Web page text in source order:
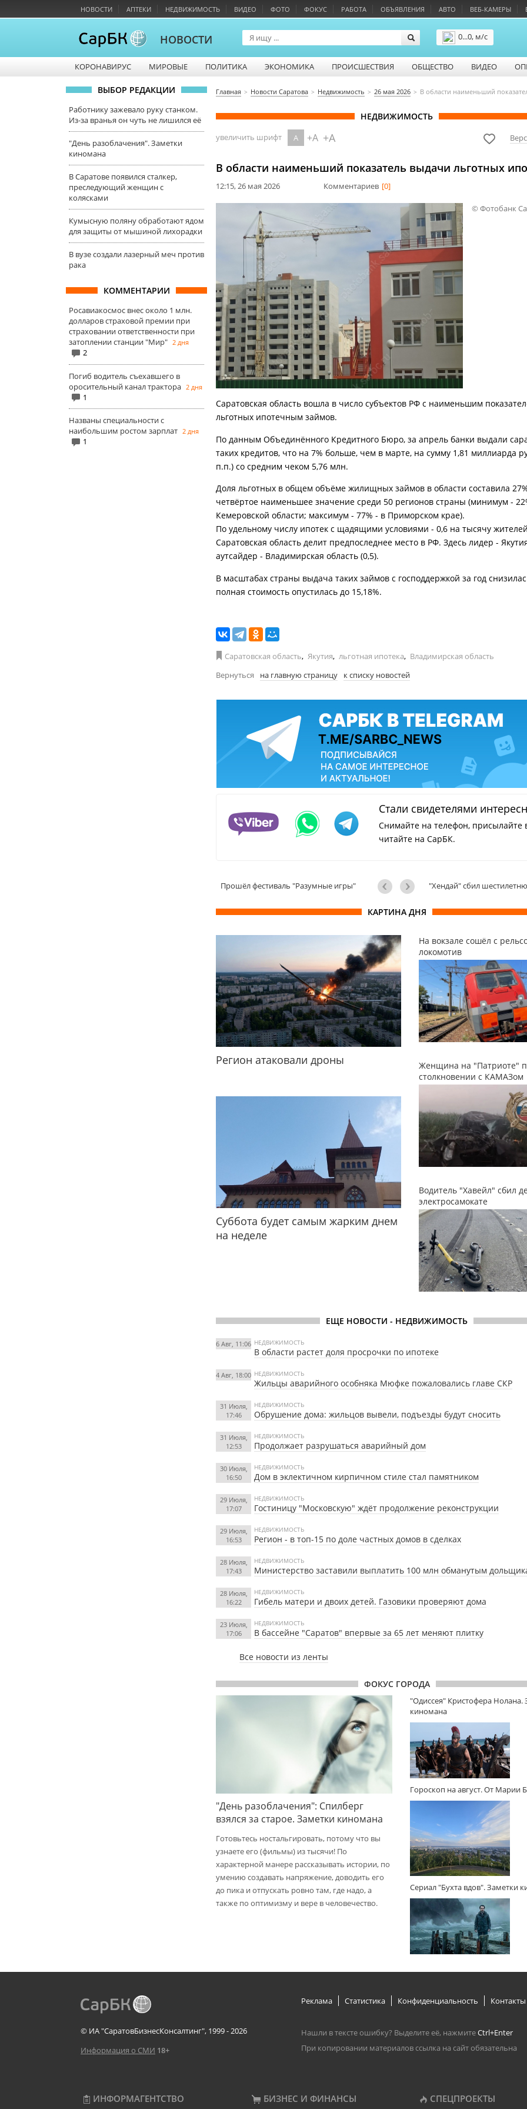
НОВОСТИ АПТЕКИ НЕДВИЖИМОСТЬ ВИДЕО ФОТО ФОКУС РАБОТА ОБЪЯВЛЕНИЯ АВТО ВЕБ-КАМЕРЫ
НОВОСТИ
0...0, м/с
КОРОНАВИРУС
МИРОВЫЕ ПОЛИТИКА ЭКОНОМИКА ПРОИСШЕСТВИЯ ОБЩЕСТВО ВИДЕО
ВЫБОР РЕДАКЦИИ
Работнику зажевало руку станком.
Из-за вранья он чуть не лишился её
"День разоблачения". Заметки
киномана
В Саратове появился сталкер,
преследующий женщин с
колясками
Кумысную поляну обработают ядом
для защиты от мышиной лихорадки
В вузе создали лазерный меч против
рака
КОММЕНТАРИИ
Росавиакосмос внес около 1 млн.
долларов страховой премии при
страховании ответственности при
затоплении станции "Мир" 2 дня
2
Погиб водитель съехавшего в
оросительный канал трактора 2 дня
1
Названы специальности с
наибольшим ростом зарплат 2 дня
1
Главная Новости Саратова Недвижимость 26 мая 2026 В области наименьший
НЕДВИЖИМОСТЬ
увеличить шрифт A +A +A
В области наименьший показатель выдачи льготных
12:15, 26 мая 2026 Комментариев [0]
© Фотобанк
Саратовская область вошла в число субъектов РФ с наименьшим
льготных ипотечным займов.
По данным Объединённого Кредитного Бюро, за апрель банки выдали
таких кредитов, что на 7% больше, чем в марте, на сумму 1,81 миллиарда
п.п.) со средним чеком 5,76 млн.
Доля льготных в общем объёме жилищных займов в области составила
четвёртое наименьшее значение среди 50 регионов страны (минимум -
Кемеровской области; максимум - 77% - в Приморском крае).
По удельному числу ипотек с щадящими условиями - 0,6 на тысячу
Саратовская область делит предпоследнее место в РФ. Здесь лидер -
аутсайдер - Владимирская область (0,5).
В масштабах страны выдача таких займов с господдержкой за год
полная стоимость опустилась до 15,18%.
Саратовская область, Якутия, льготная ипотека, Владимирская область
Вернуться
на главную страницу к списку новостей
Стали свидетелями
Снимайте на телефон, присылайте
читайте на СарБК.
Прошёл фестиваль "Разумные игры" "Хендай" сбил
КАРТИНА ДНЯ
Регион атаковали дроны
Суббота будет самым жарким днем
на неделе
На вокзале сошёл с
локомотив
Женщина на "Патриоте"
столкновении с КАМАЗом
Водитель "Хавейл" сбил
электросамокате
ЕЩЕ НОВОСТИ - НЕДВИЖИМОСТЬ
6 Авг, 11:06 НЕДВИЖИМОСТЬ
В области растет доля просрочки по ипотеке
4 Авг, 18:00 НЕДВИЖИМОСТЬ
Жильцы аварийного особняка Мюфке пожаловались главе СКР
31 Июля,
17:46
НЕДВИЖИМОСТЬ
Обрушение дома: жильцов вывели, подъезды будут сносить
31 Июля,
12:53
НЕДВИЖИМОСТЬ
Продолжает разрушаться аварийный дом
30 Июля,
16:50
НЕДВИЖИМОСТЬ
Дом в эклектичном кирпичном стиле стал памятником
29 Июля,
17:07
НЕДВИЖИМОСТЬ
Гостиницу "Московскую" ждёт продолжение реконструкции
29 Июля,
16:53
НЕДВИЖИМОСТЬ
Регион - в топ-15 по доле частных домов в сделках
28 Июля,
17:43
НЕДВИЖИМОСТЬ
Министерство заставили выплатить 100 млн обманутым
28 Июля,
16:22
НЕДВИЖИМОСТЬ
Гибель матери и двоих детей. Газовики проверяют дома
23 Июля,
17:06
НЕДВИЖИМОСТЬ
В бассейне "Саратов" впервые за 65 лет меняют плитку
Все новости из ленты
ФОКУС ГОРОДА
"День разоблачения": Спилберг
взялся за старое. Заметки киномана
Готовьтесь ностальгировать, потому что вы
узнаете его (фильмы) из тысячи! По
характерной манере рассказывать истории, по
умению создавать напряжение, доводить его
до пика и отпускать ровно там, где надо, а
также по оптимизму и вере в человечество.
"Одиссея" Кристофера Нолана.
киномана
Гороскоп на август. От Марии
Сериал "Бухта вдов". Заметки
© ИА "СаратовБизнесКонсалтинг", 1999 - 2026
Информация о СМИ 18+
Реклама Статистика Конфиденциальность Контакты
Нашли в тексте ошибку? Выделите её, нажмитеCtrl+Enter
При копировании материалов ссылка на сайт обязательна
ИНФОРМАГЕНТСТВО БИЗНЕС И ФИНАНСЫ СПЕЦПРОЕКТЫ